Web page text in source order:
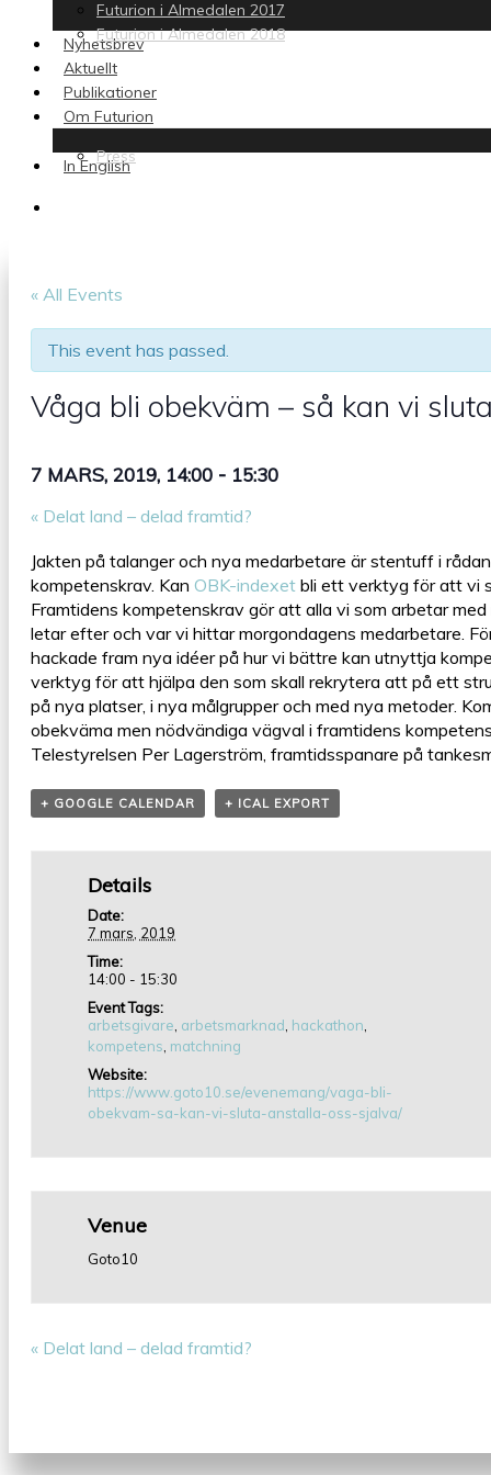
Futurion i Almedalen 2017
Futurion i Almedalen 2018
Nyhetsbrev
Aktuellt
Publikationer
Om Futurion
Press
In English
« All Events
This event has passed.
Våga bli obekväm – så kan vi
7 MARS, 2019, 14:00 - 15:30
« Delat land – delad framtid?
Jakten på talanger och nya medarbetare är stentuff i
kompetenskrav. Kan OBK-indexet bli ett verktyg för att vi
Framtidens kompetenskrav gör att alla vi som arbetar
letar efter och var vi hittar morgondagens medarbetare.
hackade fram nya idéer på hur vi bättre kan utnyttja
verktyg för att hjälpa den som skall rekrytera att på ett
på nya platser, i nya målgrupper och med nya metoder.
obekväma men nödvändiga vägval i framtidens
Telestyrelsen Per Lagerström, framtidsspanare på
+ GOOGLE CALENDAR + ICAL EXPORT
Details
Date:
7 mars, 2019
Time:
14:00 - 15:30
Event Tags:
arbetsgivare arbetsmarknad hackathon
kompetens matchning
Website:
https://www.goto10.se/evenemang/vaga-bli-
obekvam-sa-kan-vi-sluta-anstalla-oss-sjalva/
Venue
Goto10
« Delat land – delad framtid?